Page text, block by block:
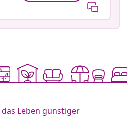
das Leben günstiger